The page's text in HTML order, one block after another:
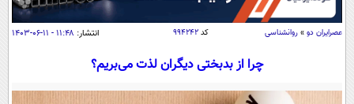
اقتصاد
اقتصادی
جامعه
عصرايران دو » روانشناسی کد ۹۹۴۲۴۲ انتشار: ۱۱:۴۸ - ۱۱-۰۶-۱۴۰۳
چرا از بدبختی دیگران لذت می‌بریم؟